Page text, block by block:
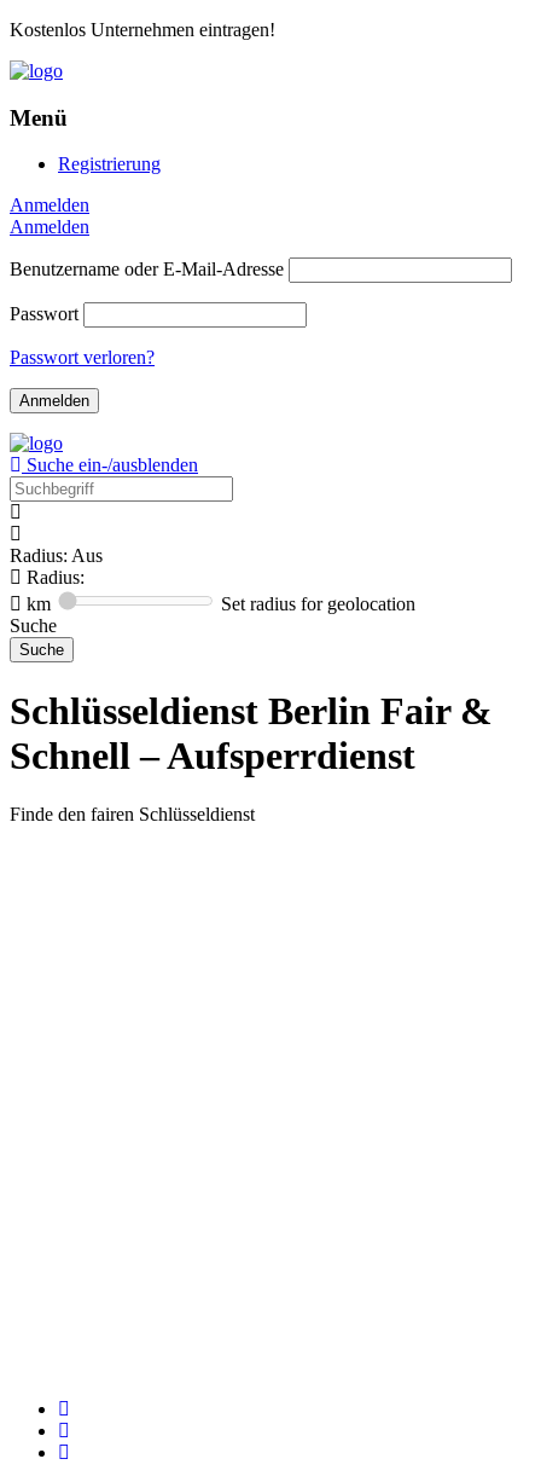
Kostenlos Unternehmen eintragen!
Menü
Registrierung
Anmelden
Anmelden
Benutzername oder E-Mail-Adresse
Passwort
Passwort verloren?
Suche ein-/ausblenden
Radius: Aus
Radius:
km
Set radius for geolocation
Suche
Schlüsseldienst Berlin Fair &
Schnell – Aufsperrdienst
Finde den fairen Schlüsseldienst